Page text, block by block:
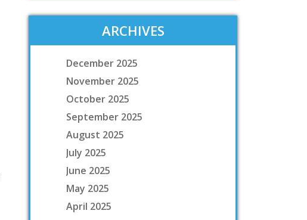
ARCHIVES
December 2025
November 2025
October 2025
September 2025
August 2025
July 2025
June 2025
May 2025
April 2025